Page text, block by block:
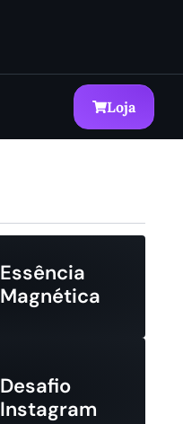
Loja
Essência
Magnética
Desafio
Instagram